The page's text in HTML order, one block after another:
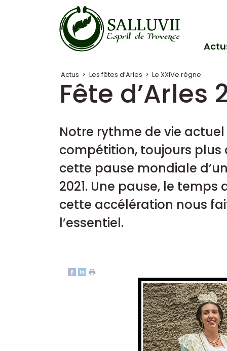
Panneau de gestion des cookies
Actus > Les fêtes d’Arles > Le XXIVe règne
Fête d’Arles
Notre rythme de vie
compétition, toujours plus
cette pause mondiale
2021. Une pause, le
cette accélération nous
l’essentiel.